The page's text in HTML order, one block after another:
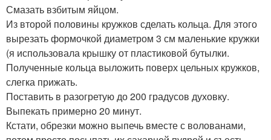
Смазать взбитым яйцом.
Из второй половины кружков сделать кольца. Для этого
вырезать формочкой диаметром 3 см маленькие кружки
(я использовала крышку от пластиковой бутылки.
Полученные кольца выложить поверх цельных кружков,
слегка прижать.
Поставить в разогретую до 200 градусов духовку.
Выпекать примерно 20 минут.
Кстати, обрезки можно выпечь вместе с волованами,